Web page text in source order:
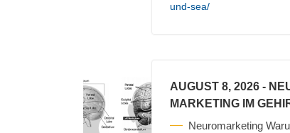
und-sea/
AUGUST 8, 2026 -
MARKETING IM
Neuromarketing